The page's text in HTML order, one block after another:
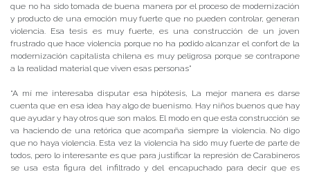
que no ha sido tomada de buena manera por el proceso de modernización
y producto de una emoción muy fuerte que no pueden controlar, generan
violencia. Esa tesis es muy fuerte, es una construcción de un joven
frustrado que hace violencia porque no ha podido alcanzar el confort de la
modernización capitalista chilena es muy peligrosa porque se contrapone
a la realidad material que viven esas personas”
“A mí me interesaba disputar esa hipótesis, La mejor manera es darse
cuenta que en esa idea hay algo de buenismo. Hay niños buenos que hay
que ayudar y hay otros que son malos. El modo en que esta construcción se
va haciendo de una retórica que acompaña siempre la violencia. No digo
que no haya violencia. Esta vez la violencia ha sido muy fuerte de parte de
todos, pero lo interesante es que para justificar la represión de Carabineros
se usa esta figura del infiltrado y del encapuchado para decir que es